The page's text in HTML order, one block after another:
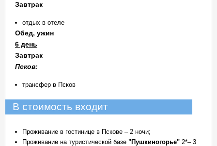
Завтрак
отдых в отеле
Обед, ужин
6 день
Завтрак
Псков:
трансфер в Псков
В стоимость входит
Проживание в гостинице в Пскове – 2 ночи;
Проживание на туристической базе "Пушкиногорье" 2*– 3